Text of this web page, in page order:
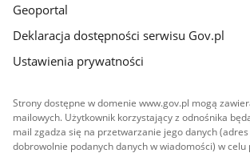
Geoportal
Deklaracja dostępności serwisu Gov.pl
Ustawienia prywatności
Strony dostępne w domenie www.gov.pl mogą
mailowych. Użytkownik korzystający z odnośnika
mail zgadza się na przetwarzanie jego danych
dobrowolnie podanych danych w wiadomości) w celu